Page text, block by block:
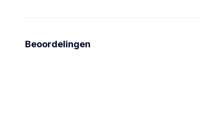
Beoordelingen